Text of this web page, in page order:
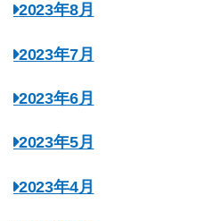
2023年8月
2023年7月
2023年6月
2023年5月
2023年4月